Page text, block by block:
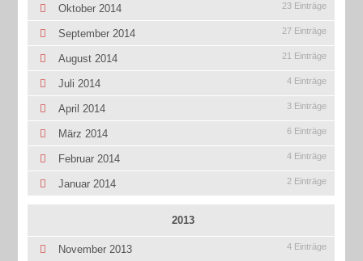
Oktober 2014 23 Einträge
September 2014 27 Einträge
August 2014 21 Einträge
Juli 2014 4 Einträge
April 2014 3 Einträge
März 2014 6 Einträge
Februar 2014 4 Einträge
Januar 2014 2 Einträge
2013
November 2013 4 Einträge